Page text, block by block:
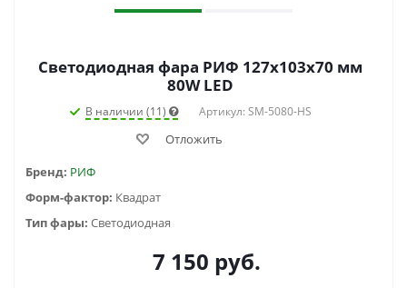
Светодиодная фара РИФ 127х103х70 мм
80W LED
В наличии (11) Артикул: SM-5080-HS
Отложить
Бренд: РИФ
Форм-фактор: Квадрат
Тип фары: Светодиодная
7 150 руб.